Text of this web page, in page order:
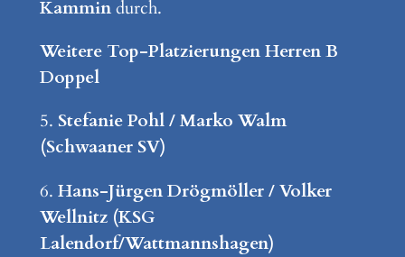
Kammindurch.
Weitere Top-Platzierungen Herren B
Doppel
5. Stefanie Pohl / Marko Walm
(Schwaaner SV)
6. Hans-Jürgen Drögmöller / Volker
Wellnitz (KSG
Lalendorf/Wattmannshagen)